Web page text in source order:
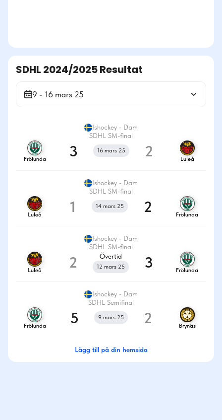
SDHL 2024/2025 Resultat
9 - 16 mars 25
Ishockey - Dam
SDHL SM-final
Frölunda 3 16 mars 25 2 Luleå
Ishockey - Dam
SDHL SM-final
Luleå 1 14 mars 25 2 Frölunda
Ishockey - Dam
SDHL SM-final
Luleå 2 Övertid
12 mars 25 3 Frölunda
Ishockey - Dam
SDHL Semifinal
Frölunda 5 9 mars 25 2 Brynäs
Lägg till på din hemsida